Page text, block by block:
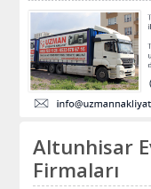
Altunhisar
Firmaları